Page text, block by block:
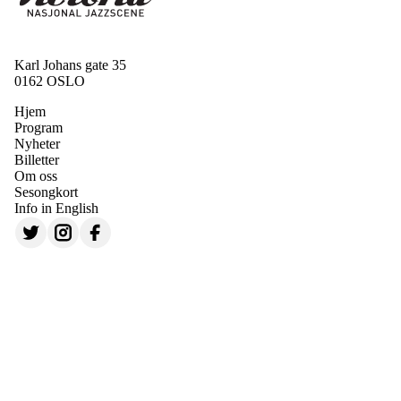
Karl Johans gate 35
0162 OSLO
Hjem
Program
Nyheter
Billetter
Om oss
Sesongkort
Info in English